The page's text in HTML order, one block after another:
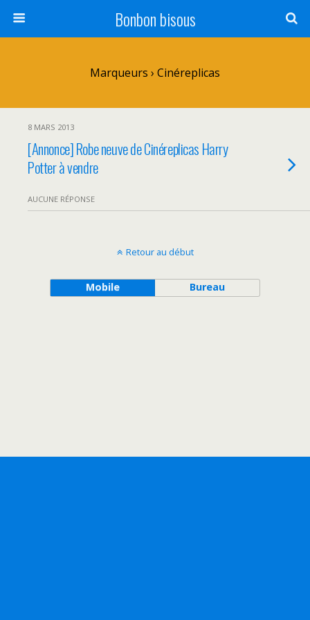
Bonbon bisous
Marqueurs › Cinéreplicas
8 MARS 2013
[Annonce] Robe neuve de Cinéreplicas Harry
Potter à vendre
AUCUNE RÉPONSE
Retour au début
Mobile Bureau